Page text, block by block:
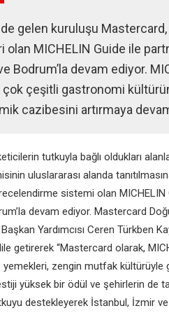
gelen kuruluşu Mastercard,
MICHELIN Guide ile
Bodrum’la devam ediyor.
çok çeşitli gastronomi
cazibesini artırmaya
tutkuyla bağlı oldukları
uluslararası alanda
sistemi olan MICHELIN
devam ediyor. Mastercard
Yardımcısı Ceren Türkben
getirerek “Mastercard olarak,
yemekleri, zengin mutfak
yüksek bir ödül ve şehirlerin de
destekleyerek İstanbul, İzmir